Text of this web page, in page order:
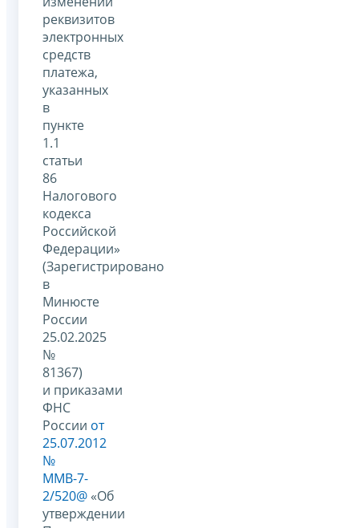
реквизитов
электронных
средств
платежа,
указанных
в
пункте
1.1
статьи
86
Налогового
кодекса
Российской
Федерации»
(Зарегистрировано
в
Минюсте
России
25.02.2025
№
81367)
и приказами
ФНС
России от
25.07.2012
№
ММВ-7-
2/520@ «Об
утверждении